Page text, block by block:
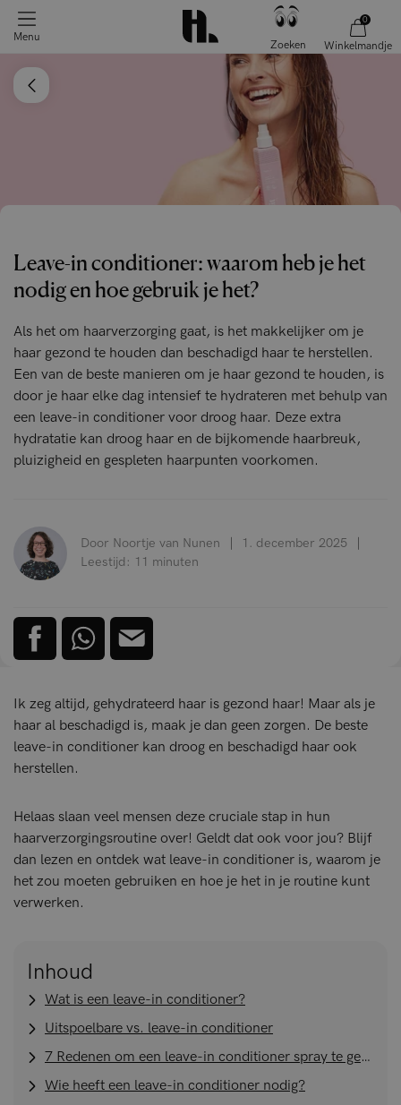
Menu
Zoeken
0
Winkelmandje
Leave-in conditioner: waarom heb je het
nodig en hoe gebruik je het?
Als het om haarverzorging gaat, is het makkelijker om je
haar gezond te houden dan beschadigd haar te herstellen.
Een van de beste manieren om je haar gezond te houden, is
door je haar elke dag intensief te hydrateren met behulp van
een leave-in conditioner voor droog haar. Deze extra
hydratatie kan droog haar en de bijkomende haarbreuk,
pluizigheid en gespleten haarpunten voorkomen.
Door Noortje van Nunen
1. december 2025
Leestijd: 11 minuten
Ik zeg altijd, gehydrateerd haar is gezond haar! Maar als je
haar al beschadigd is, maak je dan geen zorgen. De beste
leave-in conditioner kan droog en beschadigd haar ook
herstellen.
Helaas slaan veel mensen deze cruciale stap in hun
haarverzorgingsroutine over! Geldt dat ook voor jou? Blijf
dan lezen en ontdek wat leave-in conditioner is, waarom je
het zou moeten gebruiken en hoe je het in je routine kunt
verwerken.
Inhoud
Wat is een leave-in conditioner?
Uitspoelbare vs. leave-in conditioner
7 Redenen om een leave-in conditioner spray te gebruiken
Wie heeft een leave-in conditioner nodig?